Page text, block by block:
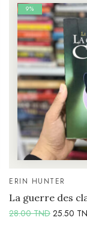
9%
ERIN HUNTER
La guerre des
28.00TND 25.50